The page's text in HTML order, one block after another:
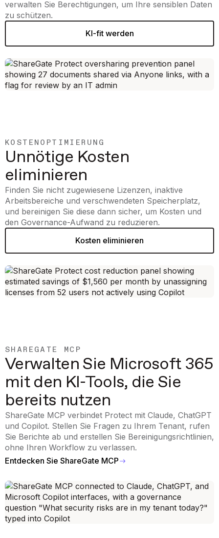
verwalten Sie Berechtigungen, um Ihre sensiblen Daten
zu schützen.
KI-fit werden
KOSTENOPTIMIERUNG
Unnötige Kosten
eliminieren
Finden Sie nicht zugewiesene Lizenzen, inaktive
Arbeitsbereiche und verschwendeten Speicherplatz,
und bereinigen Sie diese dann sicher, um Kosten und
den Governance-Aufwand zu reduzieren.
Kosten eliminieren
SHAREGATE MCP
Verwalten Sie Microsoft 365
mit den KI-Tools, die Sie
bereits nutzen
ShareGate MCP verbindet Protect mit Claude, ChatGPT
und Copilot. Stellen Sie Fragen zu Ihrem Tenant, rufen
Sie Berichte ab und erstellen Sie Bereinigungsrichtlinien,
ohne Ihren Workflow zu verlassen.
Entdecken Sie ShareGate MCP